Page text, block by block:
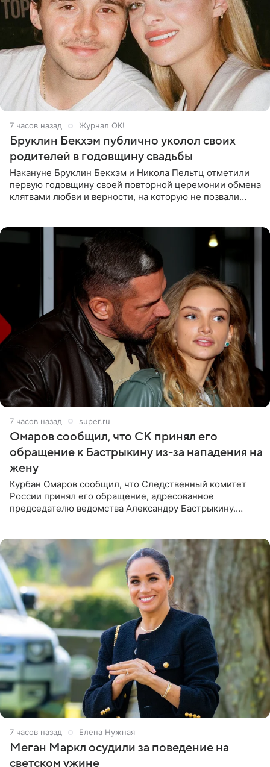
7 часов назад Журнал OK!
Бруклин Бекхэм публично уколол своих
родителей в годовщину свадьбы
Накануне Бруклин Бекхэм и Никола Пельтц отметили
первую годовщину своей повторной церемонии обмена
клятвами любви и верности, на которую не позвали
7 часов назад super.ru
Омаров сообщил, что СК принял его
обращение к Бастрыкину из-за нападения на
жену
Курбан Омаров сообщил, что Следственный комитет
России принял его обращение, адресованное
председателю ведомства Александру Бастрыкину.
7 часов назад Елена Нужная
Меган Маркл осудили за поведение на
светском ужине